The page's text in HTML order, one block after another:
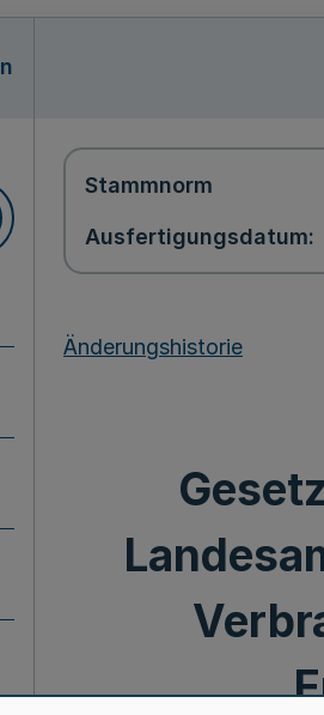
Stammnorm
Ausfertigungsdatum
Änderungshistorie